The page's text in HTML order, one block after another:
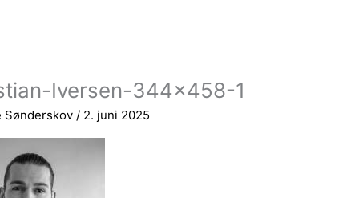
Iversen-344×458-1
Sønderskov/ 2. juni 2025